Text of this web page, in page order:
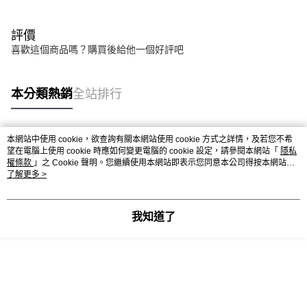
評價
喜歡這個商品嗎？購買後給他一個好評吧
本分類熱銷全站排行
熱門標籤
本網站中使用 cookie，欲查詢有關本網站使用 cookie 方式之詳情，及若您不希
望在電腦上使用 cookie 時應如何變更電腦的 cookie 設定，請參閱本網站「 隱私
權條款 」之 Cookie 聲明。您繼續使用本網站即表示您同意本公司得按本網站使
用條款之 Cookie 聲明使用 cookie。
了解更多 >
我知道了